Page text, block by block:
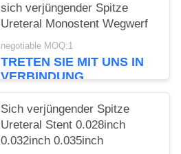
sich verjüngender Spitze
Ureteral Monostent Wegwerf
negotiable MOQ:1
TRETEN SIE MIT UNS IN
VERBINDUNG
Sich verjüngender Spitze
Ureteral Stent 0.028inch
0.032inch 0.035inch